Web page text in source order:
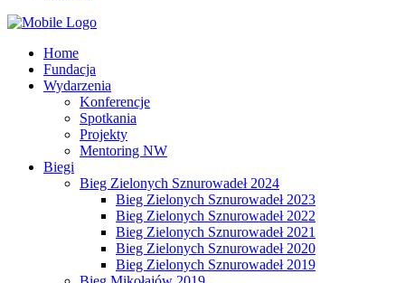
Home
Fundacja
Wydarzenia
Konferencje
Spotkania
Projekty
Mentoring NW
Biegi
Bieg Zielonych Sznurowadeł 2024
Bieg Zielonych Sznurowadeł 2023
Bieg Zielonych Sznurowadeł 2022
Bieg Zielonych Sznurowadeł 2021
Bieg Zielonych Sznurowadeł 2020
Bieg Zielonych Sznurowadeł 2019